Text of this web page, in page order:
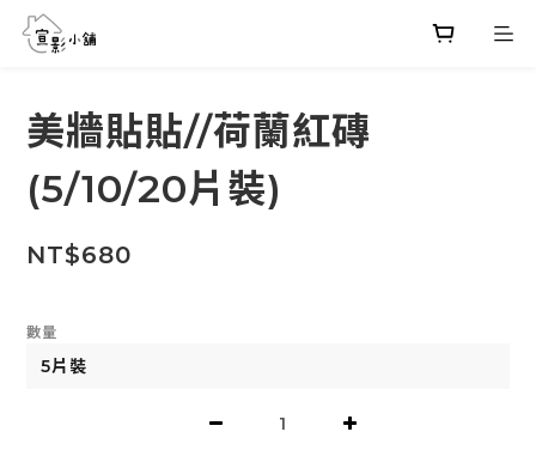
美牆貼貼//荷蘭紅磚
(5/10/20片裝)
NT$680
數量